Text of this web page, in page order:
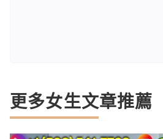
更多女生文章推薦